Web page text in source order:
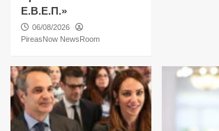
Ε.Β.Ε.Π.»
06/08/2026
PireasNow NewsRoom